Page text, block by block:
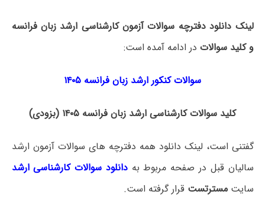
لینک دانلود دفترچه سوالات آزمون کارشناسی ارشد زبان فرانسه
و کلید سوالات در ادامه آمده است:
سوالات کنکور ارشد زبان فرانسه ۱۴۰۵
کلید سوالات کارشناسی ارشد زبان فرانسه ۱۴۰۵ (بزودی)
گفتنی است، لینک دانلود همه دفترچه های سوالات آزمون ارشد
سالیان قبل در صفحه مربوط بهدانلود سوالات کارشناسی ارشد
سایتمسترتست قرار گرفته است.